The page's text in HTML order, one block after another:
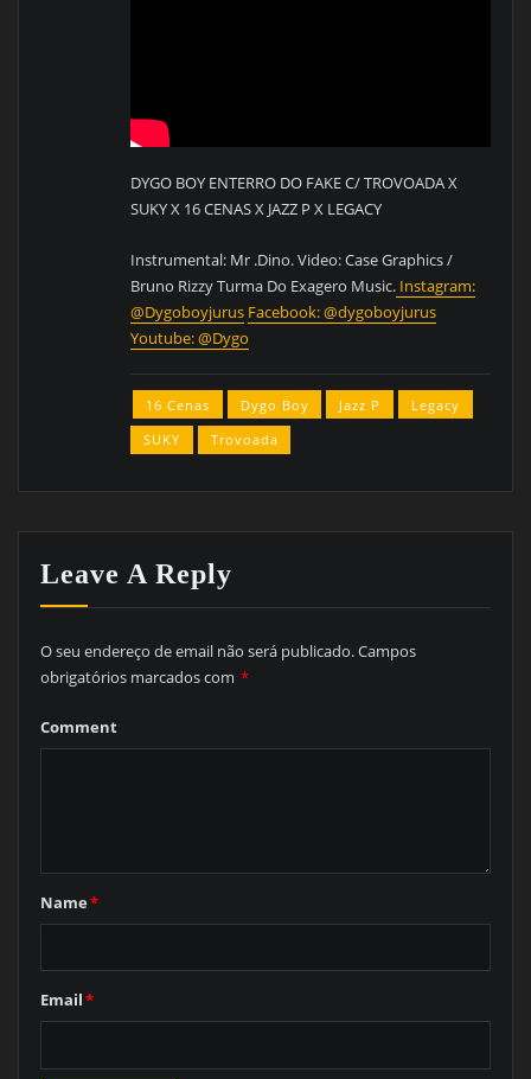
DYGO BOY ENTERRO DO FAKE C/ TROVOADA X
SUKY X 16 CENAS X JAZZ P X LEGACY
Instrumental: Mr .Dino. Video: Case Graphics /
Bruno Rizzy Turma Do Exagero Music. Instagram:
@Dygoboyjurus Facebook: @dygoboyjurus
Youtube: @Dygo
16 Cenas Dygo Boy Jazz P
Legacy
SUKY
Trovoada
Leave A Reply
O seu endereço de email não será publicado.Campos
obrigatórios marcados com *
Comment
Name*
Email*